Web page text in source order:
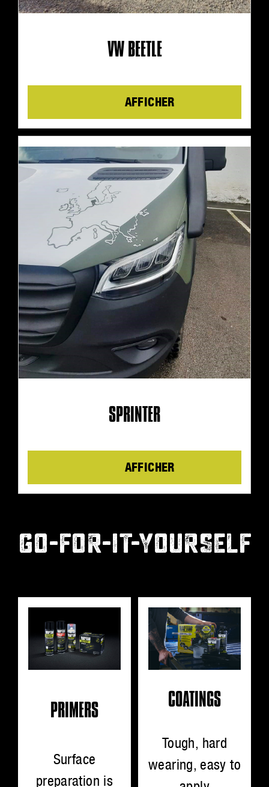
VW BEETLE
Details
SPRINTER
Details
GO-FOR-IT-YOURSELF
PRIMERS
Surface
preparation is
COATINGS
Tough, hard
wearing, easy to